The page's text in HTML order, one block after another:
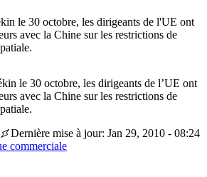
le 30 octobre, les dirigeants de l'UE ont
avec la Chine sur les restrictions de
le 30 octobre, les dirigeants de l’UE ont
avec la Chine sur les restrictions de
Dernière mise à jour: Jan 29, 2010 - 08:24
commerciale